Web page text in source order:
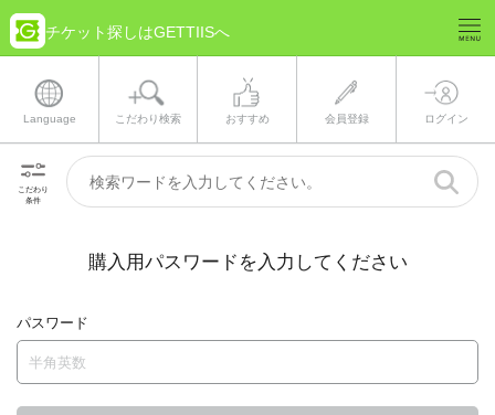
チケット探しはGETTIISへ
Language こだわり検索 おすすめ 会員登録 ログイン
こだわり
条件
購入用パスワードを入力してください
パスワード